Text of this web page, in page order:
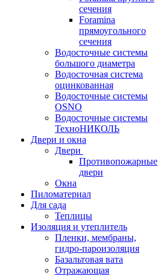
сечения
Foramina
прямоугольного
сечения
Водосточные системы
большого диаметра
Водосточная система
оцинкованная
Водосточные системы
OSNO
Водосточные системы
ТехноНИКОЛЬ
Двери и окна
Двери
Противопожарные
двери
Окна
Пиломатериал
Для сада
Теплицы
Изоляция и утеплитель
Пленки, мембраны,
гидро-пароизоляция
Базальтовая вата
Отражающая